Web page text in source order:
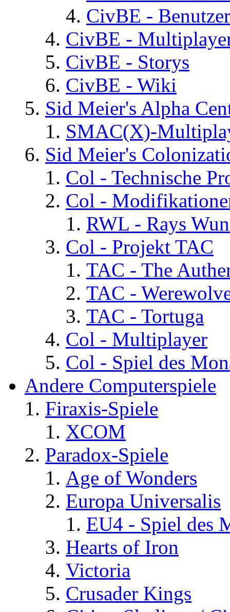
CivBE -
CivBE -
CivBE - Storys
CivBE - Wiki
Sid Meier's Alpha
SMAC(X)-
Sid Meier's
Col - Technische
Col -
RWL - Rays
Col - Projekt TAC
TAC - The
TAC -
TAC - Tortuga
Col - Multiplayer
Col - Spiel des
Andere Computerspiele
Firaxis-Spiele
XCOM
Paradox-Spiele
Age of Wonders
Europa Universalis
EU4 - Spiel des
Hearts of Iron
Victoria
Crusader Kings